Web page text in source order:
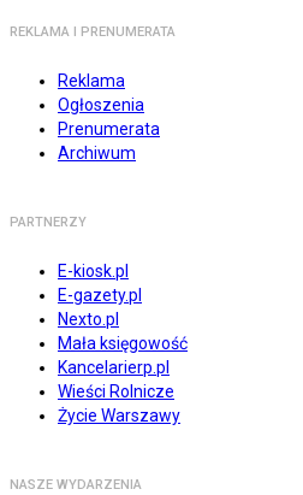
REKLAMA I PRENUMERATA
Reklama
Ogłoszenia
Prenumerata
Archiwum
PARTNERZY
E-kiosk.pl
E-gazety.pl
Nexto.pl
Mała księgowość
Kancelarierp.pl
Wieści Rolnicze
Życie Warszawy
NASZE WYDARZENIA